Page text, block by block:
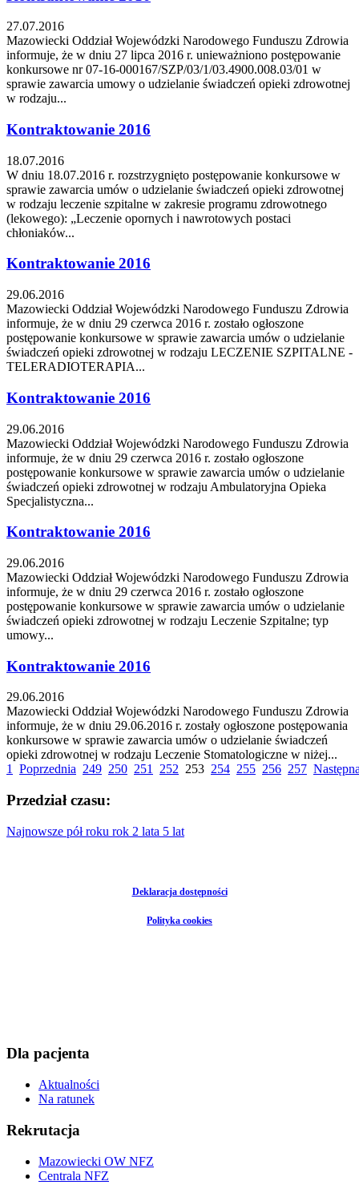
27.07.2016
Mazowiecki Oddział Wojewódzki Narodowego Funduszu Zdrowia
informuje, że w dniu 27 lipca 2016 r. unieważniono postępowanie
konkursowe nr 07-16-000167/SZP/03/1/03.4900.008.03/01 w
sprawie zawarcia umowy o udzielanie świadczeń opieki zdrowotnej
w rodzaju...
Kontraktowanie 2016
18.07.2016
W dniu 18.07.2016 r. rozstrzygnięto postępowanie konkursowe w
sprawie zawarcia umów o udzielanie świadczeń opieki zdrowotnej
w rodzaju leczenie szpitalne w zakresie programu zdrowotnego
(lekowego): „Leczenie opornych i nawrotowych postaci
chłoniaków...
Kontraktowanie 2016
29.06.2016
Mazowiecki Oddział Wojewódzki Narodowego Funduszu Zdrowia
informuje, że w dniu 29 czerwca 2016 r. zostało ogłoszone
postępowanie konkursowe w sprawie zawarcia umów o udzielanie
świadczeń opieki zdrowotnej w rodzaju LECZENIE SZPITALNE -
TELERADIOTERAPIA...
Kontraktowanie 2016
29.06.2016
Mazowiecki Oddział Wojewódzki Narodowego Funduszu Zdrowia
informuje, że w dniu 29 czerwca 2016 r. zostało ogłoszone
postępowanie konkursowe w sprawie zawarcia umów o udzielanie
świadczeń opieki zdrowotnej w rodzaju Ambulatoryjna Opieka
Specjalistyczna...
Kontraktowanie 2016
29.06.2016
Mazowiecki Oddział Wojewódzki Narodowego Funduszu Zdrowia
informuje, że w dniu 29 czerwca 2016 r. zostało ogłoszone
postępowanie konkursowe w sprawie zawarcia umów o udzielanie
świadczeń opieki zdrowotnej w rodzaju Leczenie Szpitalne; typ
umowy...
Kontraktowanie 2016
29.06.2016
Mazowiecki Oddział Wojewódzki Narodowego Funduszu Zdrowia
informuje, że w dniu 29.06.2016 r. zostały ogłoszone postępowania
konkursowe w sprawie zawarcia umów o udzielanie świadczeń
opieki zdrowotnej w rodzaju Leczenie Stomatologiczne w niżej...
1 Poprzednia 249 250 251 252 253 254 255 256 257
Przedział czasu:
Najnowsze pół roku rok 2 lata 5 lat
Deklaracja dostępności
Polityka cookies
Dla pacjenta
Aktualności
Na ratunek
Rekrutacja
Mazowiecki OW NFZ
Centrala NFZ